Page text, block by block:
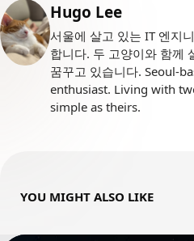
Posted by
Hugo Lee
서울에 살고 있는 IT 엔지
합니다. 두 고양이와 함께
꿈꾸고 있습니다. Seoul-
enthusiast. Living with
simple as theirs.
YOU MIGHT ALSO LIKE